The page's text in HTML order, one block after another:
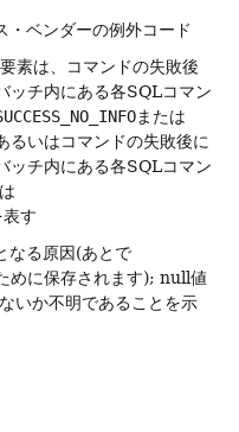
・ベンダーの例外コード
素は、コマンドの失敗後
ッチ内にある各SQLコマン
または
るいはコマンドの失敗後に
ッチ内にある各SQLコマン
表す
なる原因(あとで
めに保存されます); null値
いか不明であることを示